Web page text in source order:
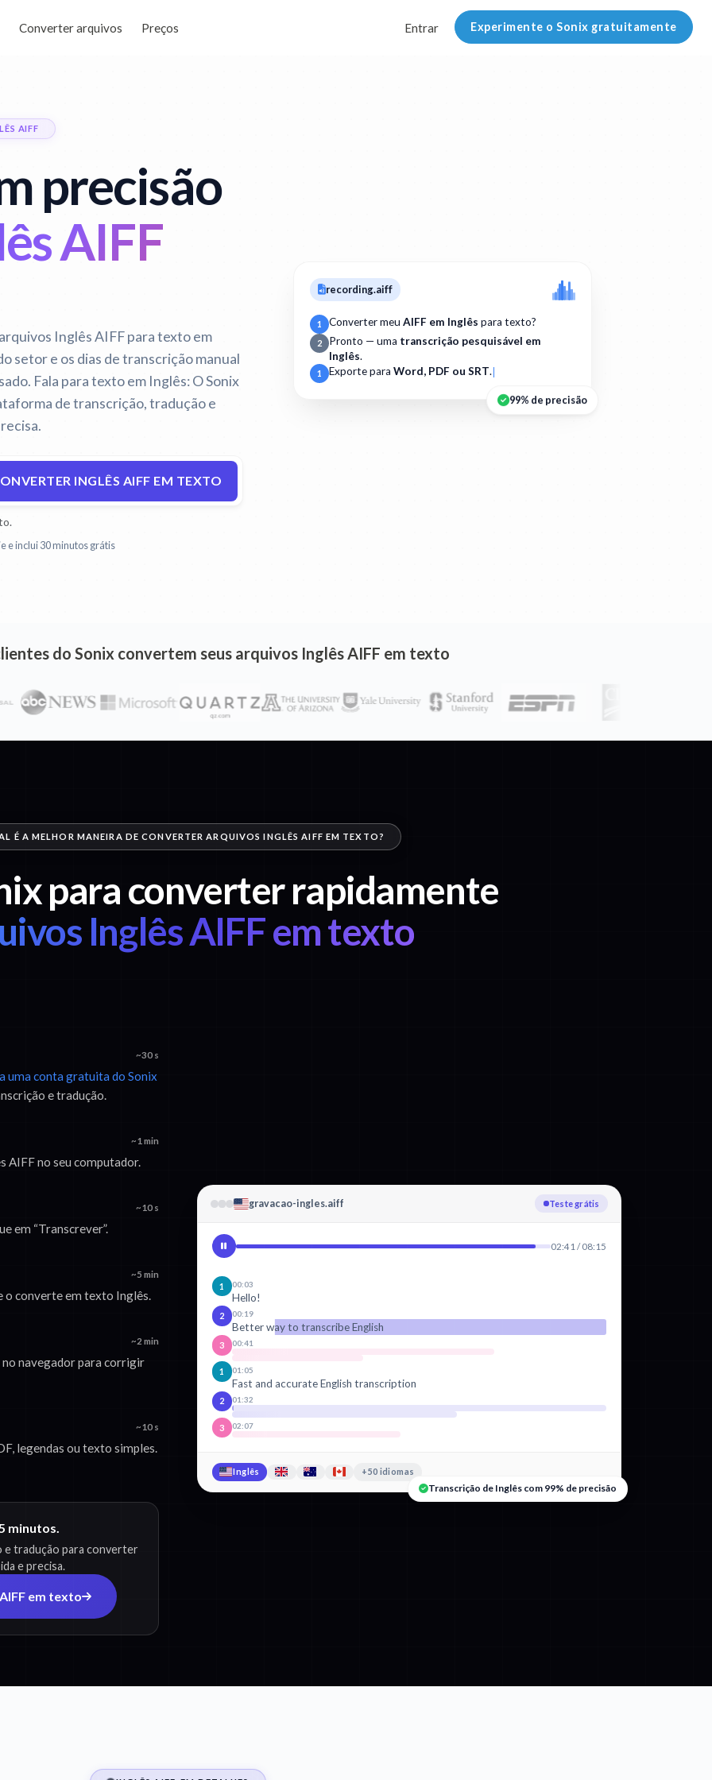
Converter arquivos Preços Entrar Experimente o Sonix gratuitamente
AIFF
precisão
AIFF
Inglês AIFF para texto em
setor e os dias de transcrição manual
Fala para texto em Inglês:O Sonix
de transcrição, tradução e
INGLÊS AIFF EM TEXTO
e inclui 30 minutos grátis
recording.aiff
1 Converter meu AIFF em Inglês para texto?
2 Pronto — uma transcrição pesquisável em
Inglês.
1 Exporte para Word, PDF ou SRT.
99% de precisão
do Sonix convertem seus arquivos Inglês AIFF em texto
É A MELHOR MANEIRA DE CONVERTER ARQUIVOS INGLÊS AIFF EM TEXTO?
para converter rapidamente
Inglês AIFF em texto
~30 s
uma conta gratuita do Sonix
e tradução.
~1 min
AIFF no seu computador.
~10 s
em “Transcrever”.
~5 min
o converte em texto Inglês.
~2 min
navegador para corrigir
~10 s
legendas ou texto simples.
minutos.
e tradução para converter
e precisa.
em texto
gravacao-ingles.aiff Enviando
02:41 / 08:15
1 00:03
Hello!
2 00:19
Better way to transcribe English
3 00:41
1 01:05
Fast and accurate English transcription
2 01:32
3 02:07
Inglês +50 idiomas
Transcrição de Inglês com 99% de precisão